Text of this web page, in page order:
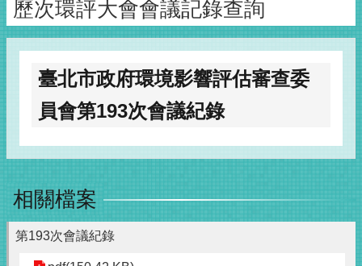
歷次環評大會會議記錄查詢
臺北市政府環境影響評估審查委
員會第193次會議紀錄
相關檔案
第193次會議紀錄